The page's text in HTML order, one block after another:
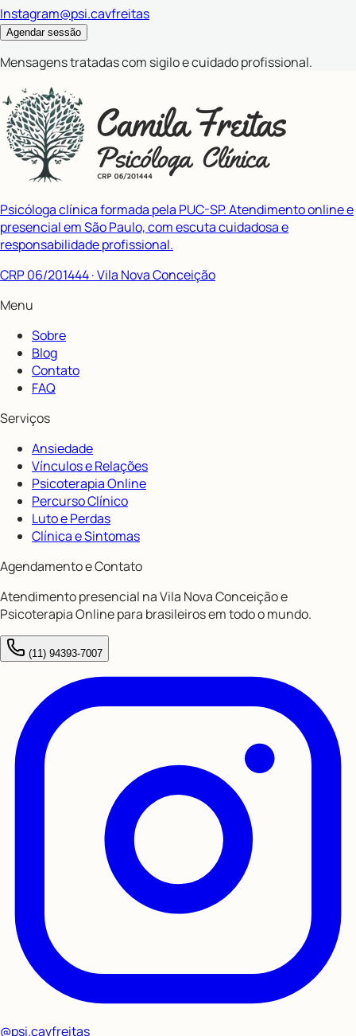
Instagram@psi.cavfreitas
Agendar sessão
Mensagens tratadas com sigilo e cuidado profissional.
Psicóloga clínica formada pela PUC-SP. Atendimento online e
presencial em São Paulo, com escuta cuidadosa e
responsabilidade profissional.
CRP 06/201444· Vila Nova Conceição
Menu
Sobre
Blog
Contato
FAQ
Serviços
Ansiedade
Vínculos e Relações
Psicoterapia Online
Percurso Clínico
Luto e Perdas
Clínica e Sintomas
Agendamento e Contato
Atendimento presencial na Vila Nova Conceição e
Psicoterapia Online para brasileiros em todo o mundo.
(11) 94393-7007
@psi.cavfreitas